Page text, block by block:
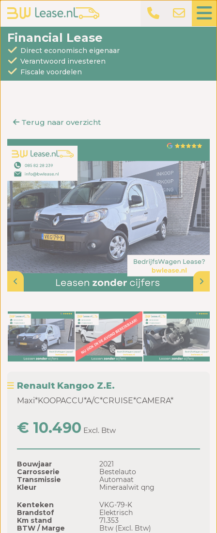
Financial Lease
Direct economisch eigenaar
Verantwoord investeren
Fiscale voordelen
Terug naar overzicht
Renault Kangoo Z.E.
Maxi*KOOPACCU*A/C*CRUISE*CAMERA*
€ 10.490 Excl. Btw
Bouwjaar
2021
Carrosserie
Bestelauto
Transmissie
Automaat
Kleur
Mineraalwit qng
Kenteken
VKG-79-K
Brandstof
Elektrisch
Km stand
71.353
BTW / Marge
Btw (Excl. Btw)